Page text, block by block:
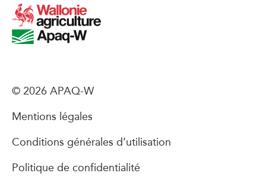
© 2026 APAQ-W
Mentions légales
Conditions générales d’utilisation
Politique de confidentialité